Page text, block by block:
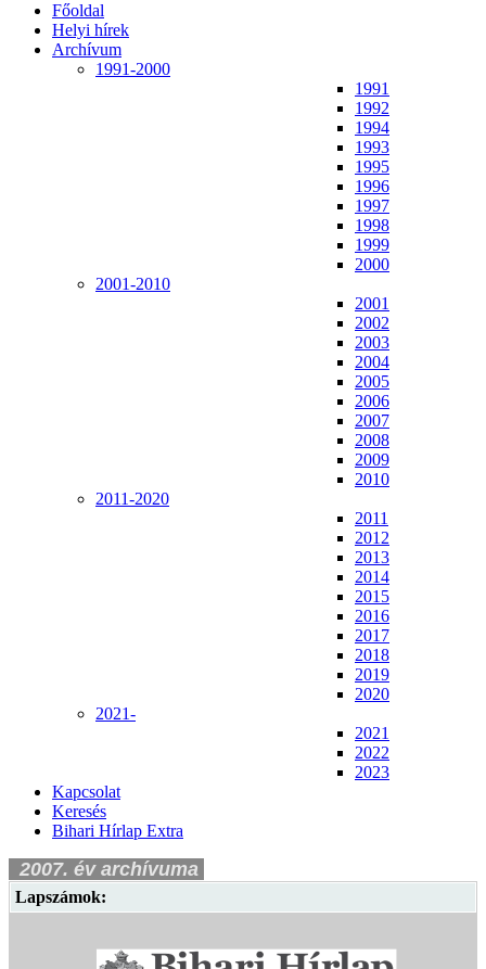
Főoldal
Helyi hírek
Archívum
1991-2000
1991
1992
1994
1993
1995
1996
1997
1998
1999
2000
2001-2010
2001
2002
2003
2004
2005
2006
2007
2008
2009
2010
2011-2020
2011
2012
2013
2014
2015
2016
2017
2018
2019
2020
2021-
2021
2022
2023
Kapcsolat
Keresés
Bihari Hírlap Extra
2007. év archívuma
Lapszámok: